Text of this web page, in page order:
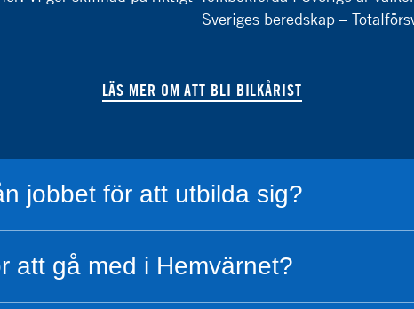
Sveriges beredskap –
LÄS MER OM ATT BLI BILKÅRIST
jobbet för att utbilda sig?
att gå med i Hemvärnet?